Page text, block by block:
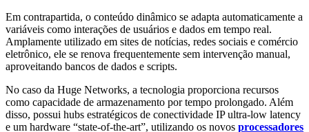
Em contrapartida, o conteúdo dinâmico se adapta automaticamente a
variáveis como interações de usuários e dados em tempo real.
Amplamente utilizado em sites de notícias, redes sociais e comércio
eletrônico, ele se renova frequentemente sem intervenção manual,
aproveitando bancos de dados e scripts.
No caso da Huge Networks, a tecnologia proporciona recursos
como capacidade de armazenamento por tempo prolongado. Além
disso, possui hubs estratégicos de conectividade IP ultra-low latency
e um hardware “state-of-the-art”, utilizando os novos processadores